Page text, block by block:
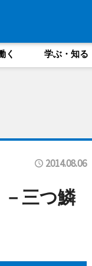
く 学ぶ・知る
2014.08.06
三つ鱗